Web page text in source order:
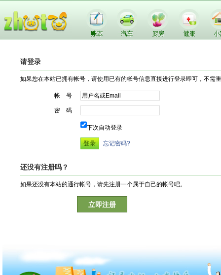
请登录
如果您在本站已拥有帐号，请使用已有的帐号信息直接进行登录即可，不需
帐 号
密 码
下次自动登录
忘记密码?
还没有注册吗？
如果还没有本站的通行帐号，请先注册一个属于自己的帐号吧。
立即注册